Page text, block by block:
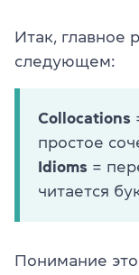
Итак, главное
следующем:
Collocations
простое
Idioms =
читается
Понимание